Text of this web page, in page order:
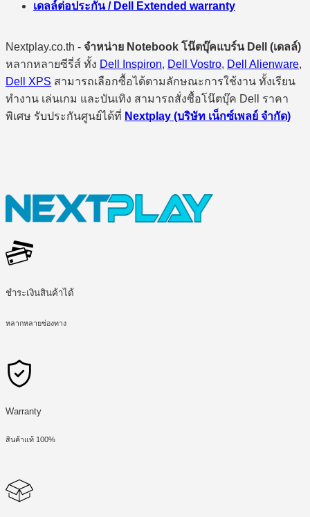
เดลล์ต่อประกัน / Dell Extended warranty
Nextplay.co.th - จำหน่าย Notebook โน๊ตบุ๊คแบร์น Dell (เดลล์)
หลากหลายซีรี่ส์ ทั้ง Dell Inspiron, Dell Vostro, Dell Alienware,
Dell XPS สามารถเลือกซื้อได้ตามลักษณะการใช้งาน ทั้งเรียน
ทำงาน เล่นเกม และบันเทิง สามารถสั่งซื้อโน๊ตบุ๊ค Dell ราคา
พิเศษ รับประกันศูนย์ได้ที่ Nextplay (บริษัท เน็กซ์เพลย์ จำกัด)
ชำระเงินสินค้าได้
หลากหลายช่องทาง
Warranty
สินค้าแท้ 100%